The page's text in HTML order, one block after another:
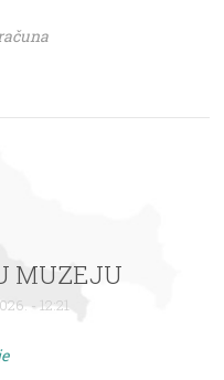
MUZEJU
- 12:21